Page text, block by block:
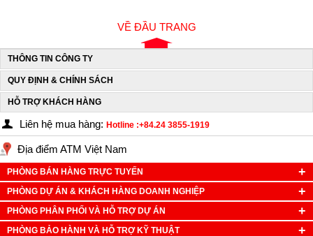
VỀ ĐẦU TRANG
THÔNG TIN CÔNG TY
QUY ĐỊNH & CHÍNH SÁCH
HỖ TRỢ KHÁCH HÀNG
Liên hệ mua hàng: Hotline :+84.24 3855-1919
Địa điểm ATM Việt Nam
PHÒNG BÁN HÀNG TRỰC TUYẾN
PHÒNG DỰ ÁN & KHÁCH HÀNG DOANH NGHIỆP
PHÒNG PHÂN PHỐI VÀ HỖ TRỢ DỰ ÁN
PHÒNG BẢO HÀNH VÀ HỖ TRỢ KỸ THUẬT